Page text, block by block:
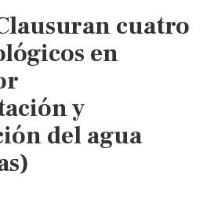
y
(Publimetro)
cuatro
en
y
del agua